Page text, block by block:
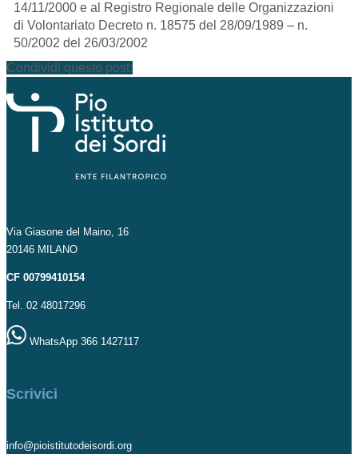
14/11/2000 e al Registro Regionale delle Organizzazioni
di Volontariato Decreto n. 18575 del 28/09/1989 – n.
50/2002 del 26/03/2002
Condividi questo post:
Via Giasone del Maino, 16
20146 MILANO
CF 00799410154
Tel. 02 48017296
WhatsApp 366 1427117
Scrivici
info@pioistitutodeisordi.org